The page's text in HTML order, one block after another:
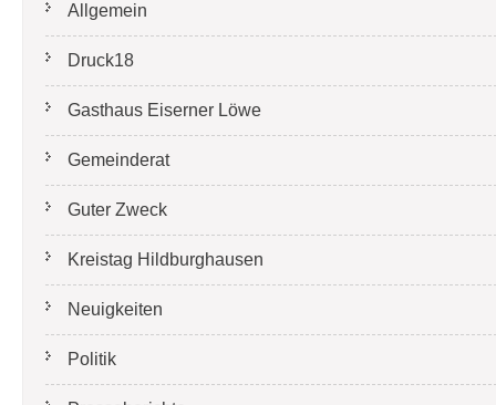
Allgemein
Druck18
Gasthaus Eiserner Löwe
Gemeinderat
Guter Zweck
Kreistag Hildburghausen
Neuigkeiten
Politik